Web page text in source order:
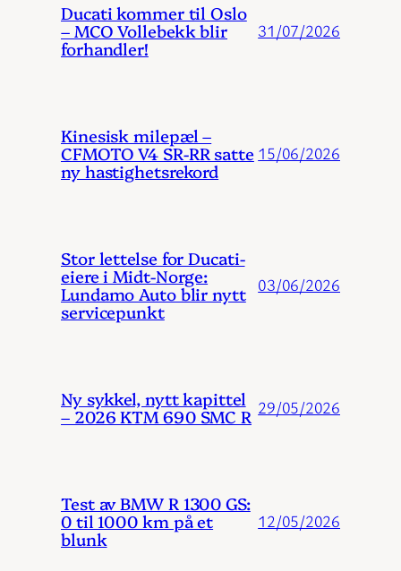
Ducati kommer til Oslo
– MCO Vollebekk blir
forhandler!
31/07/2026
Kinesisk milepæl –
CFMOTO V4 SR-RR satte
ny hastighetsrekord
15/06/2026
Stor lettelse for Ducati-
eiere i Midt-Norge:
Lundamo Auto blir nytt
servicepunkt
03/06/2026
Ny sykkel, nytt kapittel
– 2026 KTM 690 SMC R 29/05/2026
Test av BMW R 1300 GS:
0 til 1000 km på et
blunk
12/05/2026